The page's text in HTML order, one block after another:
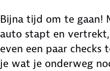
Bijna tijd om te gaan!
auto stapt en
even een paar checks
je wat je onderweg